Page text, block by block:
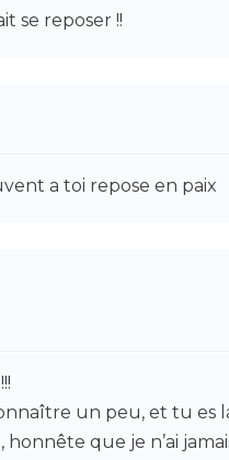
se reposer !!
a toi repose en paix
un peu, et tu es
que je n’ai